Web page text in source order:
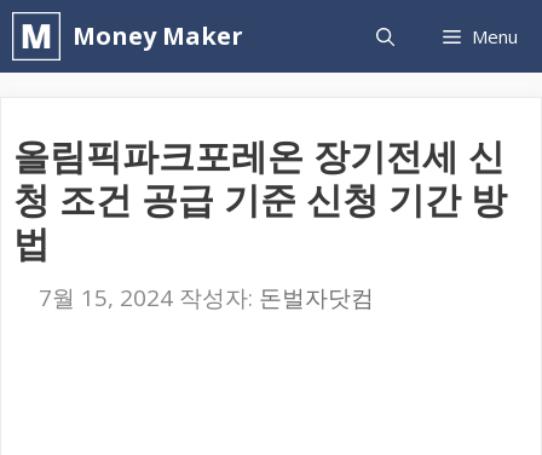
컨
텐
건
너
뛰
Money Maker Menu
올림픽파크포레온 장기전세 신
청 조건 공급 기준 신청 기간 방
법
7월 15, 2024 작성자: 돈벌자닷컴